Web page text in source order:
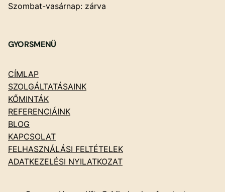
Szombat-vasárnap: zárva
GYORSMENÜ
CÍMLAP
SZOLGÁLTATÁSAINK
KŐMINTÁK
REFERENCIÁINK
BLOG
KAPCSOLAT
FELHASZNÁLÁSI FELTÉTELEK
ADATKEZELÉSI NYILATKOZAT